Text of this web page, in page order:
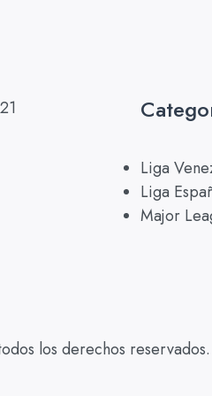
Liga
Liga
Major
los derechos